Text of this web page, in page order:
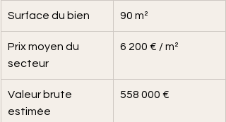
Surface du bien 90 m²
Prix moyen du
secteur
6 200 € / m²
Valeur brute
estimée
558 000 €